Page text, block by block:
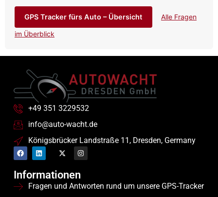
GPS Tracker fürs Auto – Übersicht Alle Fragen
im Überblick
+49 351 3229532
info@auto-wacht.de
Königsbrücker Landstraße 11, Dresden, Germany
Informationen
Fragen und Antworten rund um unsere GPS-Tracker